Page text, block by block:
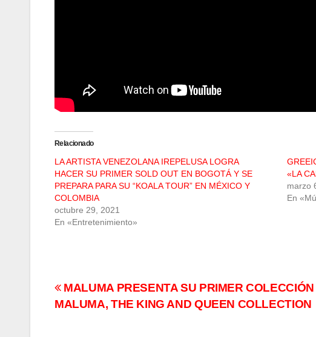
Relacionado
LA ARTISTA VENEZOLANA IREPELUSA LOGRA
HACER SU PRIMER SOLD OUT EN BOGOTÁ Y SE
PREPARA PARA SU “KOALA TOUR” EN MÉXICO Y
COLOMBIA
octubre 29, 2021
En «Entretenimiento»
«LA
marzo
En
Navegación
MALUMA PRESENTA SU PRIMER
MALUMA, THE KING AND QUEEN COLLECTION